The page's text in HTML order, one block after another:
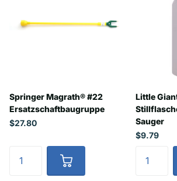
Springer Magrath® #22
Ersatzschaftbaugruppe
$27.80
Little
Sauger
$9.79